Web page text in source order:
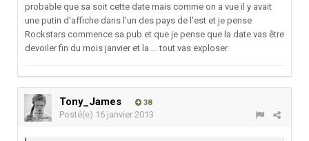
probable que sa soit cette date mais comme on a vue il y avait
une putin d'affiche dans l'un des pays de l'est et je pense
Rockstars commence sa pub et que je pense que la date vas être
devoiler fin du mois janvier et la.... tout vas exploser
Tony_James 38
Posté(e) 16 janvier 2013